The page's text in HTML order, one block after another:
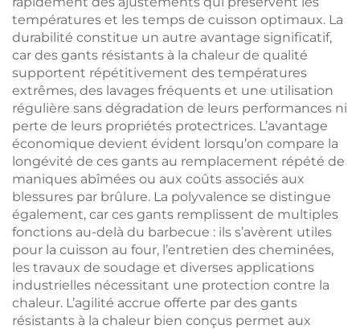
températures et les temps de cuisson optimaux. La
durabilité constitue un autre avantage significatif,
car des gants résistants à la chaleur de qualité
supportent répétitivement des températures
extrêmes, des lavages fréquents et une utilisation
régulière sans dégradation de leurs performances ni
perte de leurs propriétés protectrices. L’avantage
économique devient évident lorsqu’on compare la
longévité de ces gants au remplacement répété de
maniques abîmées ou aux coûts associés aux
blessures par brûlure. La polyvalence se distingue
également, car ces gants remplissent de multiples
fonctions au-delà du barbecue : ils s’avèrent utiles
pour la cuisson au four, l’entretien des cheminées,
les travaux de soudage et diverses applications
industrielles nécessitant une protection contre la
chaleur. L’agilité accrue offerte par des gants
résistants à la chaleur bien conçus permet aux